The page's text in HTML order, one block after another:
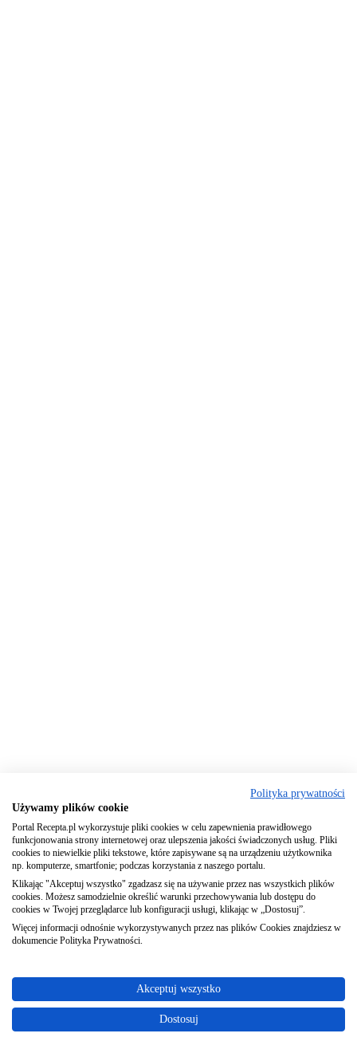
Polityka prywatności
Używamy plików cookie
Portal Recepta.pl wykorzystuje pliki cookies w celu zapewnienia prawidłowego
funkcjonowania strony internetowej oraz ulepszenia jakości świadczonych usług. Pliki
cookies to niewielkie pliki tekstowe, które zapisywane są na urządzeniu użytkownika
np. komputerze, smartfonie; podczas korzystania z naszego portalu.
Klikając "Akceptuj wszystko" zgadzasz się na używanie przez nas wszystkich plików
cookies. Możesz samodzielnie określić warunki przechowywania lub dostępu do
cookies w Twojej przeglądarce lub konfiguracji usługi, klikając w „Dostosuj”.
Więcej informacji odnośnie wykorzystywanych przez nas plików Cookies znajdziesz w
dokumencie Polityka Prywatności.
Akceptuj wszystko
Dostosuj